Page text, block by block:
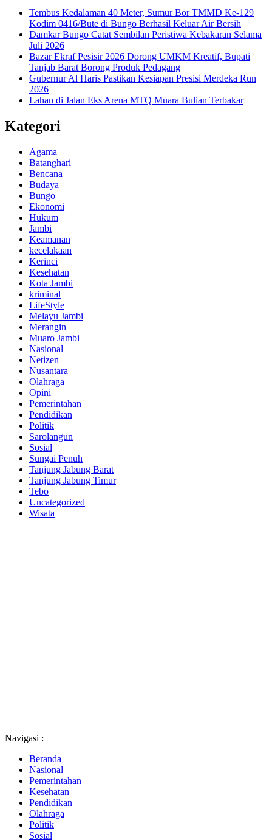
Tembus Kedalaman 40 Meter, Sumur Bor TMMD Ke-129
Kodim 0416/Bute di Bungo Berhasil Keluar Air Bersih
Damkar Bungo Catat Sembilan Peristiwa Kebakaran Selama
Juli 2026
Bazar Ekraf Pesisir 2026 Dorong UMKM Kreatif, Bupati
Tanjab Barat Borong Produk Pedagang
Gubernur Al Haris Pastikan Kesiapan Presisi Merdeka Run
2026
Lahan di Jalan Eks Arena MTQ Muara Bulian Terbakar
Kategori
Agama
Batanghari
Bencana
Budaya
Bungo
Ekonomi
Hukum
Jambi
Keamanan
kecelakaan
Kerinci
Kesehatan
Kota Jambi
kriminal
LifeStyle
Melayu Jambi
Merangin
Muaro Jambi
Nasional
Netizen
Nusantara
Olahraga
Opini
Pemerintahan
Pendidikan
Politik
Sarolangun
Sosial
Sungai Penuh
Tanjung Jabung Barat
Tanjung Jabung Timur
Tebo
Uncategorized
Wisata
Navigasi :
Beranda
Nasional
Pemerintahan
Kesehatan
Pendidikan
Olahraga
Politik
Sosial